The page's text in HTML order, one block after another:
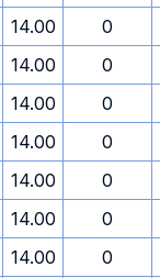
14.00
0
14.00
0
14.00
0
14.00
0
14.00
0
14.00
0
14.00
0